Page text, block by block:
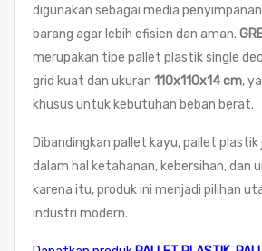
digunakan sebagai media
barang agar lebih efisien dan aman.
merupakan tipe pallet plastik single
grid kuat dan ukuran 110x110x14 cm,
khusus untuk kebutuhan beban berat.
Dibandingkan pallet kayu, pallet plastik
dalam hal ketahanan, kebersihan, dan
karena itu, produk ini menjadi pilihan
industri modern.